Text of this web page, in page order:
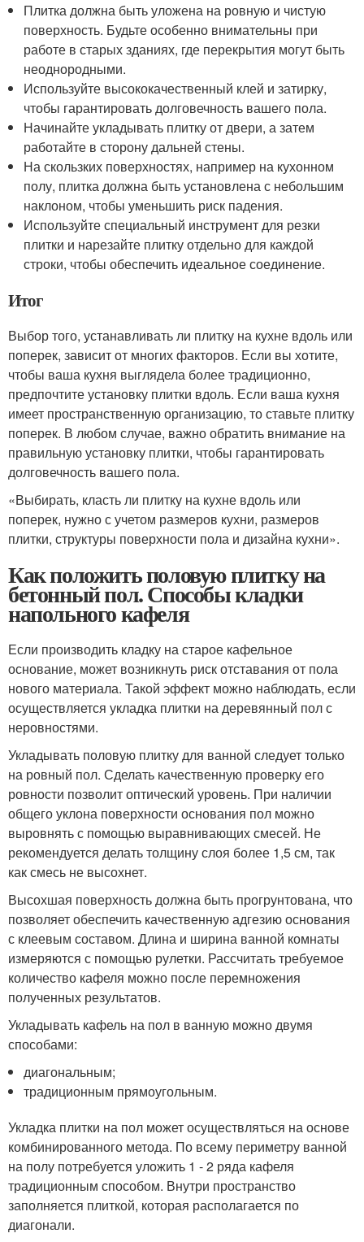
Плитка должна быть уложена на ровную и чистую
поверхность. Будьте особенно внимательны при
работе в старых зданиях, где перекрытия могут быть
неоднородными.
Используйте высококачественный клей и затирку,
чтобы гарантировать долговечность вашего пола.
Начинайте укладывать плитку от двери, а затем
работайте в сторону дальней стены.
На скользких поверхностях, например на кухонном
полу, плитка должна быть установлена с небольшим
наклоном, чтобы уменьшить риск падения.
Используйте специальный инструмент для резки
плитки и нарезайте плитку отдельно для каждой
строки, чтобы обеспечить идеальное соединение.
Итог
Выбор того, устанавливать ли плитку на кухне вдоль или
поперек, зависит от многих факторов. Если вы хотите,
чтобы ваша кухня выглядела более традиционно,
предпочтите установку плитки вдоль. Если ваша кухня
имеет пространственную организацию, то ставьте плитку
поперек. В любом случае, важно обратить внимание на
правильную установку плитки, чтобы гарантировать
долговечность вашего пола.
«Выбирать, класть ли плитку на кухне вдоль или
поперек, нужно с учетом размеров кухни, размеров
плитки, структуры поверхности пола и дизайна кухни».
Как положить половую плитку на
бетонный пол. Способы кладки
напольного кафеля
Если производить кладку на старое кафельное
основание, может возникнуть риск отставания от пола
нового материала. Такой эффект можно наблюдать, если
осуществляется укладка плитки на деревянный пол с
неровностями.
Укладывать половую плитку для ванной следует только
на ровный пол. Сделать качественную проверку его
ровности позволит оптический уровень. При наличии
общего уклона поверхности основания пол можно
выровнять с помощью выравнивающих смесей. Не
рекомендуется делать толщину слоя более 1,5 см, так
как смесь не высохнет.
Высохшая поверхность должна быть прогрунтована, что
позволяет обеспечить качественную адгезию основания
с клеевым составом. Длина и ширина ванной комнаты
измеряются с помощью рулетки. Рассчитать требуемое
количество кафеля можно после перемножения
полученных результатов.
Укладывать кафель на пол в ванную можно двумя
способами:
диагональным;
традиционным прямоугольным.
Укладка плитки на пол может осуществляться на основе
комбинированного метода. По всему периметру ванной
на полу потребуется уложить 1 - 2 ряда кафеля
традиционным способом. Внутри пространство
заполняется плиткой, которая располагается по
диагонали.